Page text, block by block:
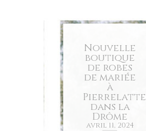
Nouvelle
boutique
de robes
de mariée
à
Pierrelatte
dans la
Drôme
avril 11, 2024